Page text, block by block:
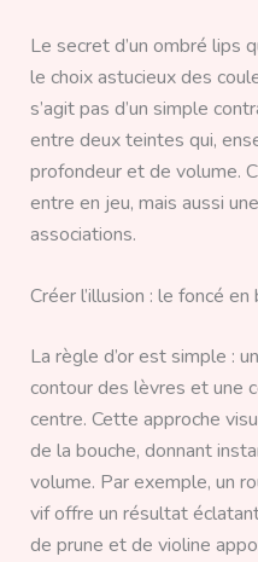
Le secret d’un ombré lips
le choix astucieux des
s’agit pas d’un simple
entre deux teintes qui,
profondeur et de volume.
entre en jeu, mais aussi
associations.
Créer l’illusion : le foncé
La règle d’or est simple :
contour des lèvres et une
centre. Cette approche
de la bouche, donnant
volume. Par exemple, un
vif offre un résultat
de prune et de violine